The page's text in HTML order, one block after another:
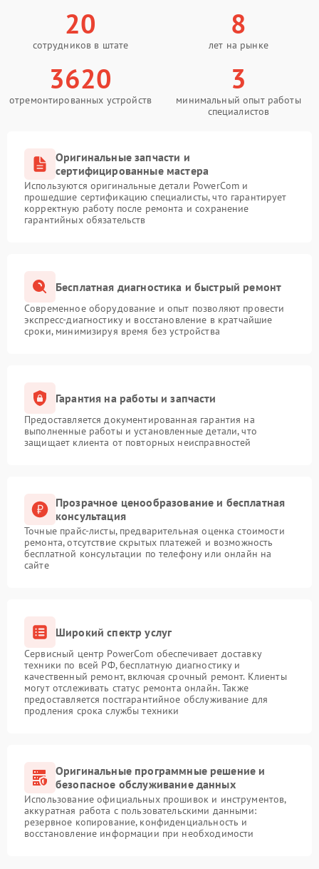
20
сотрудников в штате
8
лет на рынке
3620
отремонтированных устройств
3
минимальный опыт работы
специалистов
Оригинальные запчасти и
сертифицированные мастера
Используются оригинальные детали PowerCom и
прошедшие сертификацию специалисты, что гарантирует
корректную работу после ремонта и сохранение
гарантийных обязательств
Бесплатная диагностика и быстрый ремонт
Современное оборудование и опыт позволяют провести
экспресс-диагностику и восстановление в кратчайшие
сроки, минимизируя время без устройства
Гарантия на работы и запчасти
Предоставляется документированная гарантия на
выполненные работы и установленные детали, что
защищает клиента от повторных неисправностей
Прозрачное ценообразование и бесплатная
консультация
Точные прайс-листы, предварительная оценка стоимости
ремонта, отсутствие скрытых платежей и возможность
бесплатной консультации по телефону или онлайн на
сайте
Широкий спектр услуг
Сервисный центр PowerCom обеспечивает доставку
техники по всей РФ, бесплатную диагностику и
качественный ремонт, включая срочный ремонт. Клиенты
могут отслеживать статус ремонта онлайн. Также
предоставляется постгарантийное обслуживание для
продления срока службы техники
Оригинальные программные решение и
безопасное обслуживание данных
Использование официальных прошивок и инструментов,
аккуратная работа с пользовательскими данными:
резервное копирование, конфиденциальность и
восстановление информации при необходимости